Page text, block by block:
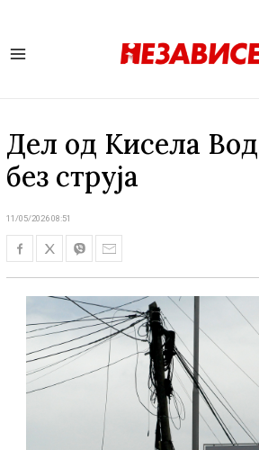
Дел од Кисела
без струја
11/05/2026 08:51